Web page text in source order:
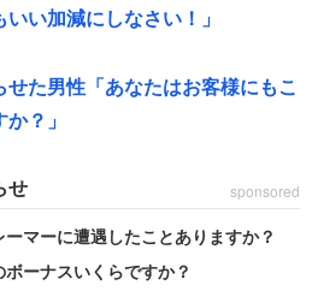
いです」
い加減にしなさい！」
た男性「あなたはお客様にもこ
？」
せ sponsored
ーマーに遭遇したことありますか？
ボーナスいくらですか？